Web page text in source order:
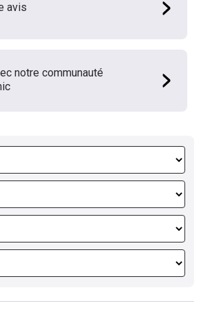
avis
notre communauté